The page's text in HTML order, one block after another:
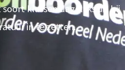
klussen dagelijks uit bij
in te zetten.